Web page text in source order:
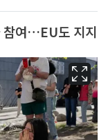
참여…EU도 지지